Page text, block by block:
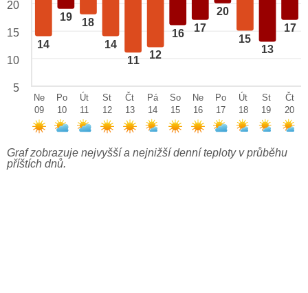
14
19 18
14
11 12
16 17
20
15
13
17
20
15
10
5
Ne
09
Po
10
Út
11
St
12
Čt
13
Pá
14
So
15
Ne
16
Po
17
Út
18
St
19
Čt
20
Graf zobrazuje nejvyšší a nejnižší denní teploty v průběhu
příštích dnů.